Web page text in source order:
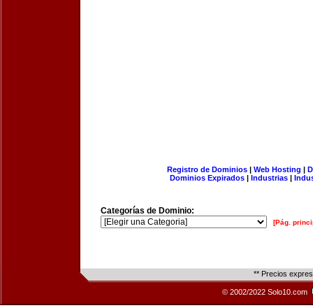
Registro de Dominios| Web Hosting |
Dominios Expirados | Industrias |
Categorías de Dominio:
[Pág.
** Precios
© 2002/2022 Solo10.com